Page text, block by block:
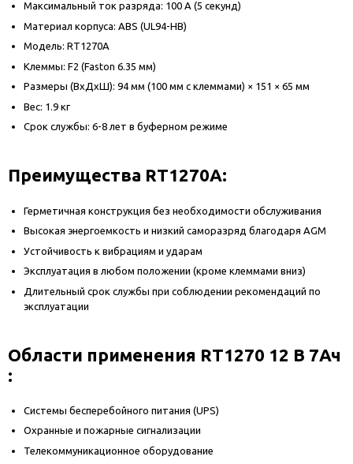
Максимальный ток разряда: 100 А (5 секунд)
Материал корпуса: ABS (UL94-HB)
Модель: RT1270A
Клеммы: F2 (Faston 6.35 мм)
Размеры (ВxДxШ): 94 мм (100 мм с клеммами) × 151 × 65 мм
Вес: 1.9 кг
Срок службы: 6-8 лет в буферном режиме
Преимущества RT1270A:
Герметичная конструкция без необходимости обслуживания
Высокая энергоемкость и низкий саморазряд благодаря AGM
Устойчивость к вибрациям и ударам
Эксплуатация в любом положении (кроме клеммами вниз)
Длительный срок службы при соблюдении рекомендаций по
эксплуатации
Области применения RT1270 12 В 7Ач
:
Системы бесперебойного питания (UPS)
Охранные и пожарные сигнализации
Телекоммуникационное оборудование